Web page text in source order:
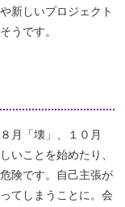
新しいプロジェクト
うです。
月「壊」、１０月
いことを始めたり、
険です。自己主張が
てしまうことに。会